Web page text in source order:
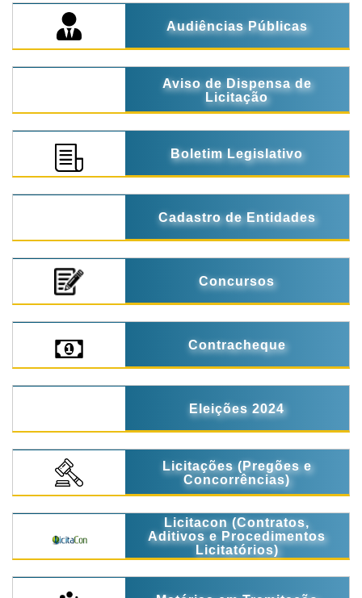
Audiências Públicas
Aviso de Dispensa de
Licitação
Boletim Legislativo
Cadastro de Entidades
Concursos
Contracheque
Eleições 2024
Licitações (Pregões e
Concorrências)
Licitacon (Contratos,
Aditivos e Procedimentos
Licitatórios)